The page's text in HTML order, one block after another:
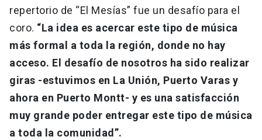
repertorio de “El Mesías” fue un desafío para el
coro. “La idea es acercar este tipo de música
más formal a toda la región, donde no hay
acceso. El desafío de nosotros ha sido realizar
giras -estuvimos en La Unión, Puerto Varas y
ahora en Puerto Montt- y es una satisfacción
muy grande poder entregar este tipo de música
a toda la comunidad”.